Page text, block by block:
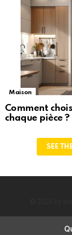
Maison
Comment
chaque pièce ?
SEE